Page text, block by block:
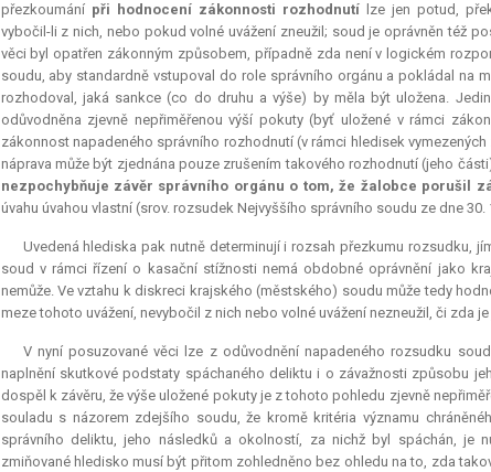
přezkoumání při hodnocení zákonnosti rozhodnutí
lze jen potud,
vybočil-li z nich, nebo pokud volné uvážení zneužil; soud je oprávněn též
věci byl opatřen zákonným způsobem, případně zda není v logickém
soudu, aby standardně vstupoval do role správního orgánu a pokládal na
rozhodoval, jaká sankce (co do druhu a výše) by měla být uložena.
odůvodněna zjevně nepřiměřenou výší pokuty (byť uložené v rámci
zákonnost napadeného správního rozhodnutí (v rámci hledisek
náprava může být zjednána pouze zrušením takového rozhodnutí (jeho
nezpochybňuje závěr správního orgánu o tom, že žalobce porušil
úvahu úvahou vlastní (srov. rozsudek Nejvyššího správního soudu ze dne 30.
Uvedená hlediska pak nutně determinují i rozsah přezkumu rozsudku,
soud v rámci řízení o kasační stížnosti nemá obdobné oprávnění jako
nemůže. Ve vztahu k diskreci krajského (městského) soudu může tedy
meze tohoto uvážení, nevybočil z nich nebo volné uvážení nezneužil, či zda
V nyní posuzované věci lze z odůvodnění napadeného rozsudku
naplnění skutkové podstaty spáchaného deliktu i o závažnosti způsobu
dospěl k závěru, že výše uložené pokuty je z tohoto pohledu zjevně
souladu s názorem zdejšího soudu, že kromě kritéria významu
správního deliktu, jeho následků a okolností, za nichž byl spáchán, je
zmiňované hledisko musí být přitom zohledněno bez ohledu na to, zda